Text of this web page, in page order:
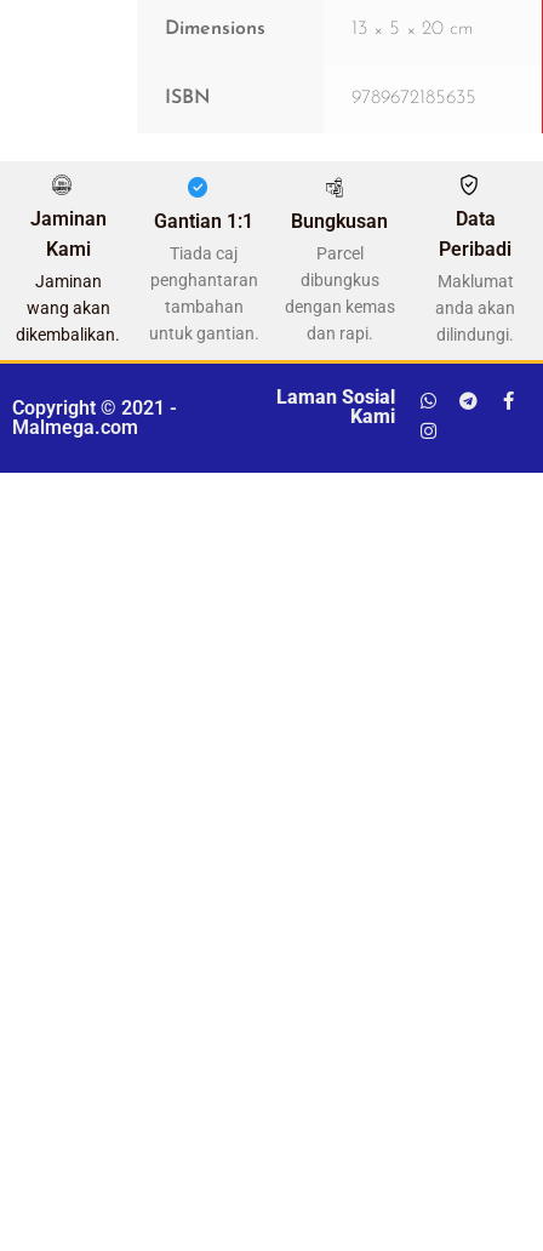
Dimensions 13 × 5 × 20 cm
ISBN 9789672185635
Jaminan
Kami
Jaminan
wang akan
dikembalikan.
Gantian 1:1
Tiada caj
penghantaran
tambahan
untuk gantian.
Bungkusan
Parcel
dibungkus
dengan kemas
dan rapi.
Data
Peribadi
Maklumat
anda akan
dilindungi.
Copyright © 2021 -
Malmega.com
Laman Sosial
Kami